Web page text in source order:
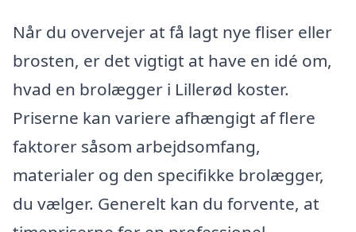
Når du overvejer at få lagt nye fliser eller
brosten, er det vigtigt at have en idé om,
hvad en brolægger i Lillerød koster.
Priserne kan variere afhængigt af flere
faktorer såsom arbejdsomfang,
materialer og den specifikke brolægger,
du vælger. Generelt kan du forvente, at